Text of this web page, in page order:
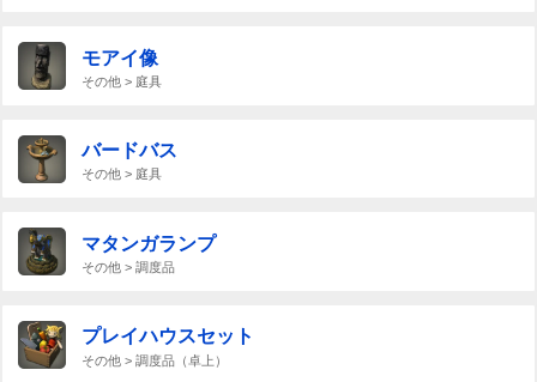
モアイ像
その他 > 庭具
バードバス
その他 > 庭具
マタンガランプ
その他 > 調度品
プレイハウスセット
その他 > 調度品（卓上）